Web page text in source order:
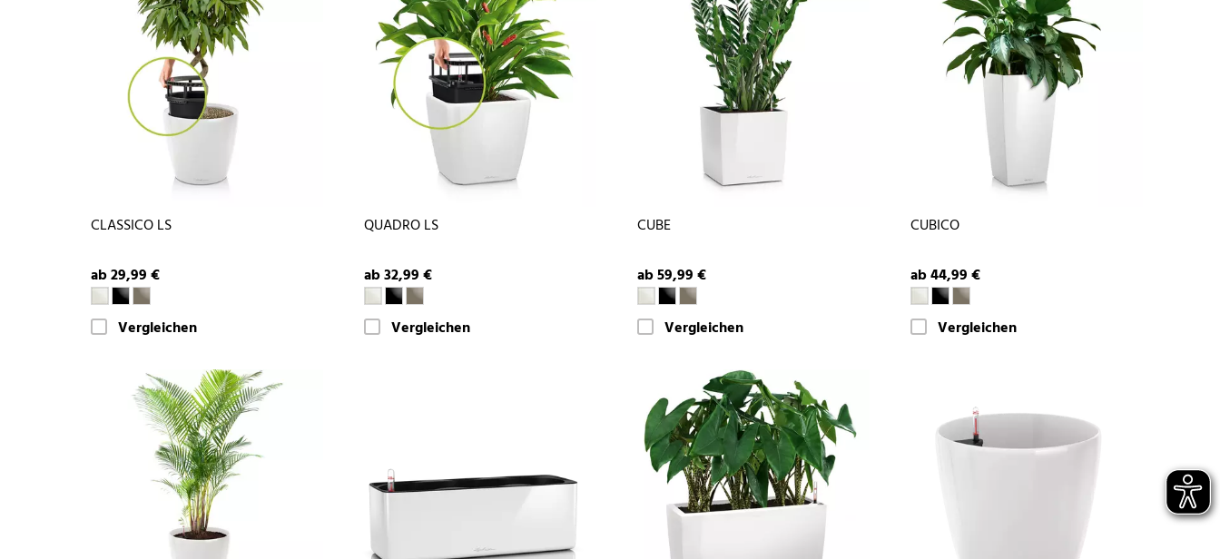
CLASSICO LS
ab 29,99 €
Vergleichen
QUADRO LS
ab 32,99 €
Vergleichen
CUBE
ab 59,99 €
Vergleichen
CUBICO
ab 44,99 €
Vergleichen